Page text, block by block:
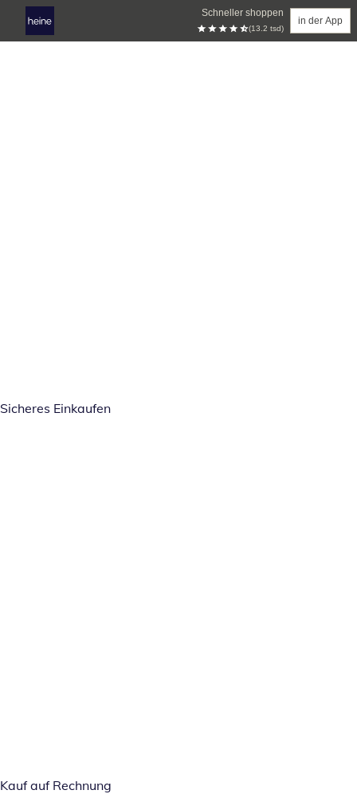
Schneller shoppen
(13.2 tsd)
in der App
Sicheres Einkaufen
Kauf auf Rechnung